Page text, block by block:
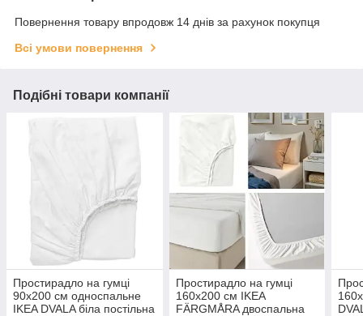
Повернення товару впродовж 14 днів за рахунок покупця
Всі умови повернення
Подібні товари компанії
Простирадло на гумці
90x200 см односпальне
IKEA DVALA біла постільна
Простирадло на гумці
160x200 см IKEA
FÄRGMÅRA двоспальна